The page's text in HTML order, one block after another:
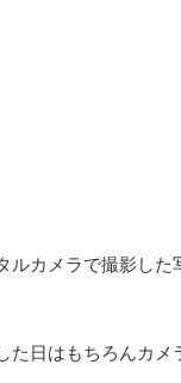
ルカメラで撮影し
た日はもちろんカメ